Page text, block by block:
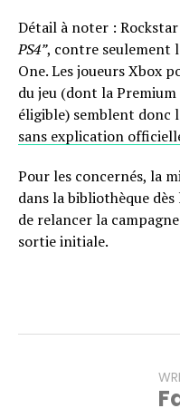
Détail à noter :
PS4”, contre seulement
One. Les joueurs Xbox
du jeu (dont la
éligible) semblent donc
sans explication
Pour les concernés, la
dans la bibliothèque
de relancer la
sortie initiale.